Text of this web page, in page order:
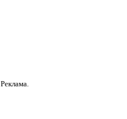
Реклама.